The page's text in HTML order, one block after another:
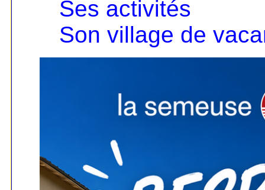
Ses activités
Son village de